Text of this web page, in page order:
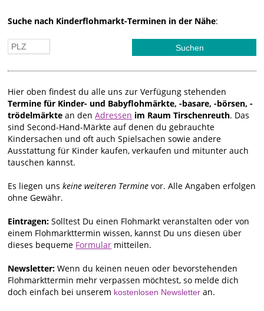
Suche nach Kinderflohmarkt-Terminen in der Nähe:
Hier oben findest du alle uns zur Verfügung stehenden
Termine für Kinder- und Babyflohmärkte, -basare, -börsen, -
trödelmärkte an denAdressen im Raum Tirschenreuth. Das
sind Second-Hand-Märkte auf denen du gebrauchte
Kindersachen und oft auch Spielsachen sowie andere
Ausstattung für Kinder kaufen, verkaufen und mitunter auch
tauschen kannst.
Es liegen unskeine weiteren Termine vor. Alle Angaben erfolgen
ohne Gewähr.
Eintragen:Solltest Du einen Flohmarkt veranstalten oder von
einem Flohmarkttermin wissen, kannst Du uns diesen über
dieses bequeme Formular mitteilen.
Newsletter: Wenn du keinen neuen oder bevorstehenden
Flohmarkttermin mehr verpassen möchtest, so melde dich
doch einfach bei unserem kostenlosen Newsletter an.